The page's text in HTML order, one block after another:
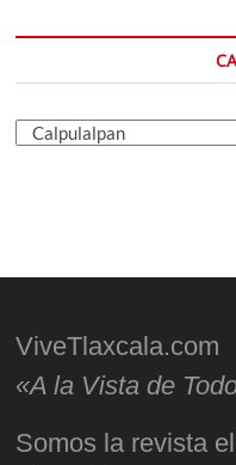
Categorías
ViveTlaxcala.com
«A la Vista de
Somos la revista